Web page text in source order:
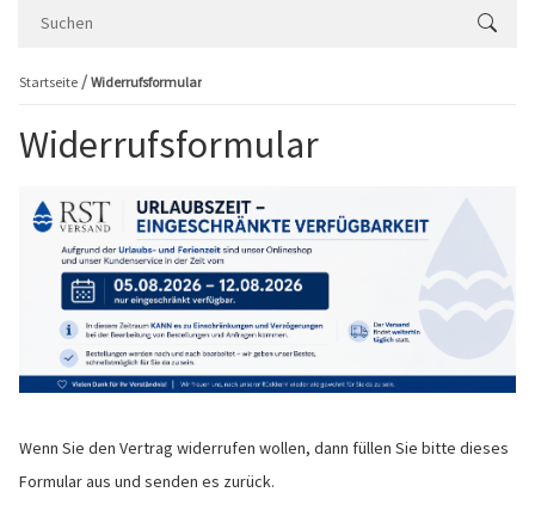
Startseite Widerrufsformular
Widerrufsformular
Wenn Sie den Vertrag widerrufen wollen, dann füllen Sie bitte dieses
Formular aus und senden es zurück.